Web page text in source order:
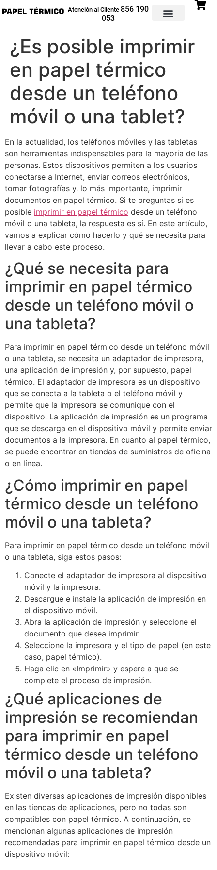
Atención al Cliente856 190
053
¿Es posible imprimir
en papel térmico
desde un teléfono
móvil o una tablet?
En la actualidad, los teléfonos móviles y las tabletas
son herramientas indispensables para la mayoría de las
personas. Estos dispositivos permiten a los usuarios
conectarse a Internet, enviar correos electrónicos,
tomar fotografías y, lo más importante, imprimir
documentos en papel térmico. Si te preguntas si es
posible imprimir en papel térmico desde un teléfono
móvil o una tableta, la respuesta es sí. En este artículo,
vamos a explicar cómo hacerlo y qué se necesita para
llevar a cabo este proceso.
¿Qué se necesita para
imprimir en papel térmico
desde un teléfono móvil o
una tableta?
Para imprimir en papel térmico desde un teléfono móvil
o una tableta, se necesita un adaptador de impresora,
una aplicación de impresión y, por supuesto, papel
térmico. El adaptador de impresora es un dispositivo
que se conecta a la tableta o el teléfono móvil y
permite que la impresora se comunique con el
dispositivo. La aplicación de impresión es un programa
que se descarga en el dispositivo móvil y permite enviar
documentos a la impresora. En cuanto al papel térmico,
se puede encontrar en tiendas de suministros de oficina
o en línea.
¿Cómo imprimir en papel
térmico desde un teléfono
móvil o una tableta?
Para imprimir en papel térmico desde un teléfono móvil
o una tableta, siga estos pasos:
Conecte el adaptador de impresora al dispositivo
móvil y la impresora.
Descargue e instale la aplicación de impresión en
el dispositivo móvil.
Abra la aplicación de impresión y seleccione el
documento que desea imprimir.
Seleccione la impresora y el tipo de papel (en este
caso, papel térmico).
Haga clic en «Imprimir» y espere a que se
complete el proceso de impresión.
¿Qué aplicaciones de
impresión se recomiendan
para imprimir en papel
térmico desde un teléfono
móvil o una tableta?
Existen diversas aplicaciones de impresión disponibles
en las tiendas de aplicaciones, pero no todas son
compatibles con papel térmico. A continuación, se
mencionan algunas aplicaciones de impresión
recomendadas para imprimir en papel térmico desde un
dispositivo móvil: